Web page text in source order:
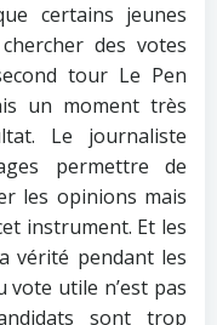
certains jeunes
des votes
tour Le Pen
un moment très
Le journaliste
permettre de
les opinions mais
instrument. Et les
vérité pendant les
vote utile n’est pas
sont trop